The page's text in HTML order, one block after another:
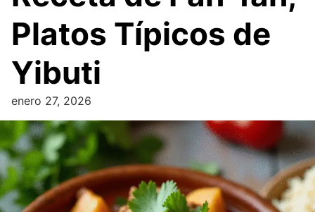
Platos Típicos de
Yibuti
enero 27, 2026